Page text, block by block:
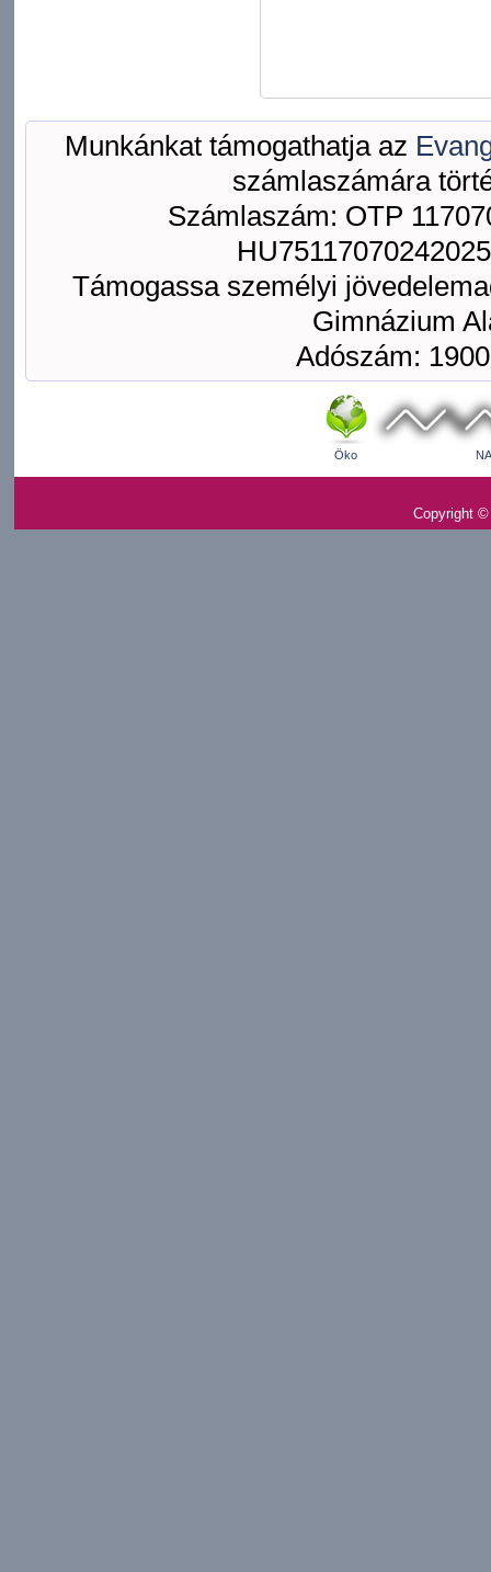
Munkánkat támogathatja az
számlaszámára
Számlaszám: OTP
Támogassa személyi
Gimnázium
Adószám:
Öko
Copyright